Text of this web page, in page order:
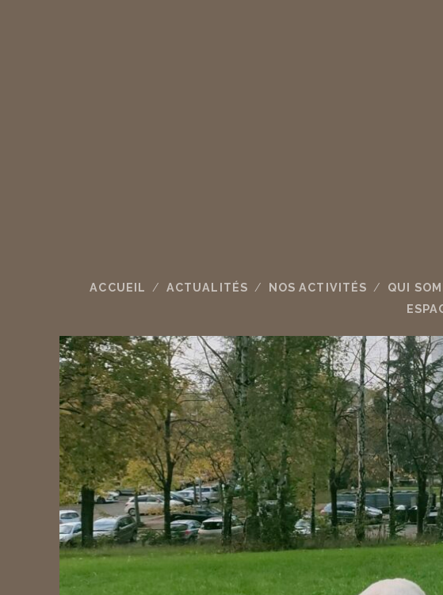
ACCUEIL ACTUALITÉS NOS ACTIVITÉS QUI